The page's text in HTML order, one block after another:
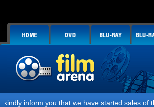
that we have started sales of the FAC